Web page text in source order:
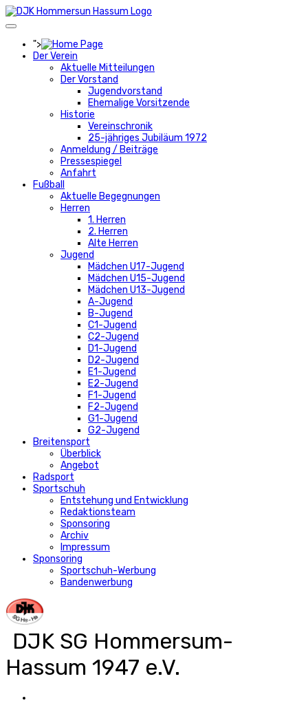
">
Der Verein
Aktuelle Mitteilungen
Der Vorstand
Jugendvorstand
Ehemalige Vorsitzende
Historie
Vereinschronik
25-jähriges Jubiläum 1972
Anmeldung / Beiträge
Pressespiegel
Anfahrt
Fußball
Aktuelle Begegnungen
Herren
1. Herren
2. Herren
Alte Herren
Jugend
Mädchen U17-Jugend
Mädchen U15-Jugend
Mädchen U13-Jugend
A-Jugend
B-Jugend
C1-Jugend
C2-Jugend
D1-Jugend
D2-Jugend
E1-Jugend
E2-Jugend
F1-Jugend
F2-Jugend
G1-Jugend
G2-Jugend
Breitensport
Überblick
Angebot
Radsport
Sportschuh
Entstehung und Entwicklung
Redaktionsteam
Sponsoring
Archiv
Impressum
Sponsoring
Sportschuh-Werbung
Bandenwerbung
DJK SG Hommersum-
Hassum 1947 e.V.